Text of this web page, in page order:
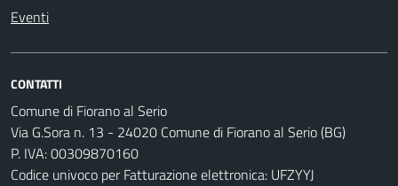
Eventi
CONTATTI
Comune di Fiorano al Serio
Via G.Sora n. 13 - 24020 Comune di Fiorano al Serio (BG)
P. IVA: 00309870160
Codice univoco per Fatturazione elettronica: UFZYYJ